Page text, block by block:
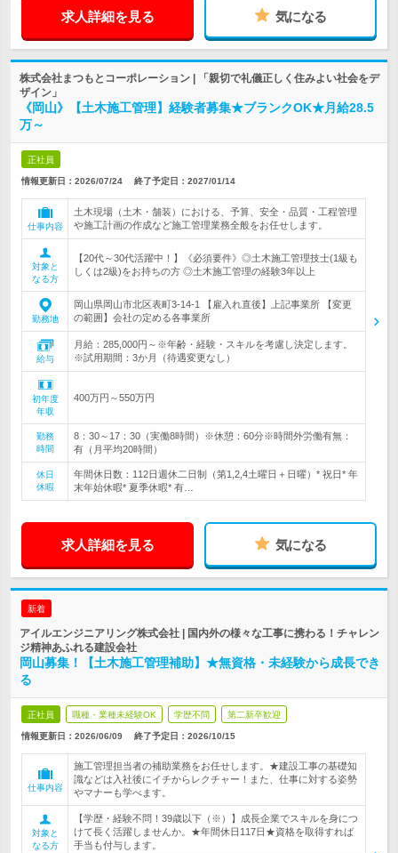
求人詳細を見る 気になる
株式会社まつもとコーポレーション | 「親切で礼儀正しく住みよい社会をデ
ザイン」
《岡山》【土木施工管理】経験者募集★ブランクOK★月給28.5
万～
正社員
情報更新日：2026/07/24 終了予定日： 2027/01/14
仕事内容
土木現場（土木・舗装）における、予算、安全・品質・工程管理
や施工計画の作成など施工管理業務全般をお任せします。
対象と
なる方
【20代～30代活躍中！】《必須要件》◎土木施工管理技士(1級も
しくは2級)をお持ちの方 ◎土木施工管理の経験3年以上
勤務地
岡山県岡山市北区表町3-14-1 【雇入れ直後】上記事業所 【変更
の範囲】会社の定める各事業所
給与
月給：285,000円～※年齢・経験・スキルを考慮し決定します。
※試用期間：3か月（待遇変更なし）
初年度
年収
400万円～550万円
勤務
時間
8：30～17：30（実働8時間）※休憩：60分※時間外労働有無：
有（月平均20時間）
休日
休暇
年間休日数：112日週休二日制（第1,2,4土曜日＋日曜）* 祝日* 年
末年始休暇* 夏季休暇* 有…
求人詳細を見る 気になる
新着
アイルエンジニアリング株式会社 | 国内外の様々な工事に携わる！チャレン
ジ精神あふれる建設会社
岡山募集！【土木施工管理補助】★無資格・未経験から成長でき
る
正社員 職種・業種未経験OK 学歴不問 第二新卒歓迎
情報更新日：2026/06/09 終了予定日： 2026/10/15
仕事内容
施工管理担当者の補助業務をお任せします。★建設工事の基礎知
識などは入社後にイチからレクチャー！また、仕事に対する姿勢
やマナーも学べます。
対象と
なる方
【学歴・経験不問！39歳以下（※）】成長企業でスキルを身につ
けて長く活躍しませんか。★年間休日117日★資格を取得すれば
手当も付与します。